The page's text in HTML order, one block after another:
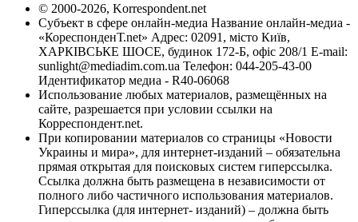
© 2000-2026, Korrespondent.net
Субъект в сфере онлайн-медиа Название онлайн-медиа -
«КореспонденТ.net» Адрес: 02091, місто Київ,
ХАРКІВСЬКЕ ШОСЕ, будинок 172-Б, офіс 208/1 E-mail:
sunlight@mediadim.com.ua Телефон: 044-205-43-00
Идентификатор медиа - R40-06068
Использование любых материалов, размещённых на
сайте, разрешается при условии ссылки на
Корреспондент.net.
При копировании материалов со страницы «Новости
Украины и мира», для интернет-изданий – обязательна
прямая открытая для поисковых систем гиперссылка.
Ссылка должна быть размещена в независимости от
полного либо частичного использования материалов.
Гиперссылка (для интернет- изданий) – должна быть